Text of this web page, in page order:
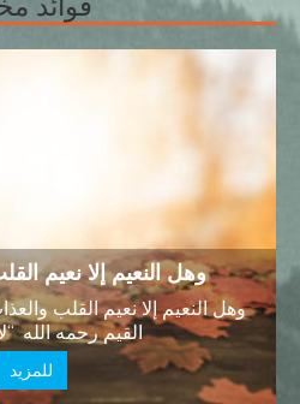
وهل النعيم إلا نعيم
وهل النعيم إلا نعيم القلب
القيم رحمه الله
للمزيد